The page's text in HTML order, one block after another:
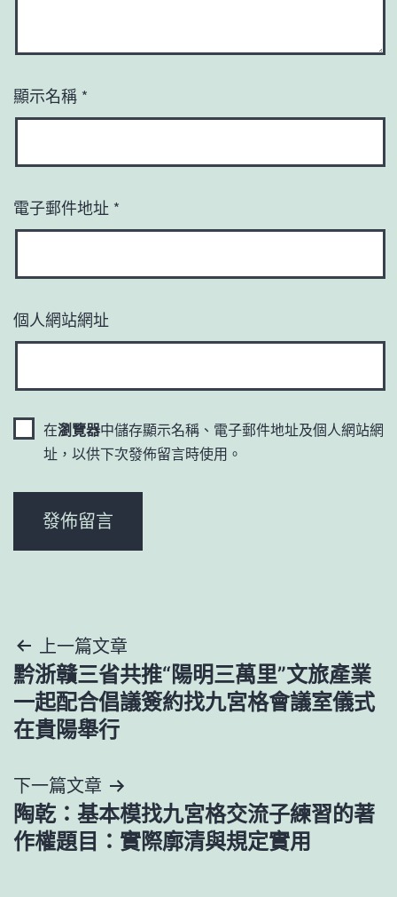
顯示名稱 *
電子郵件地址 *
個人網站網址
在瀏覽器中儲存顯示名稱、電子郵件地址及個人網站網
址，以供下次發佈留言時使用。
文
章
導
覽
上一篇文章
黔浙贛三省共推“陽明三萬里”文旅產業
一起配合倡議簽約找九宮格會議室儀式
在貴陽舉行
下一篇文章
陶乾：基本模找九宮格交流子練習的著
作權題目：實際廓清與規定實用